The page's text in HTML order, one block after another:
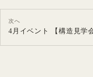
次へ
4月イベント 【構造見学